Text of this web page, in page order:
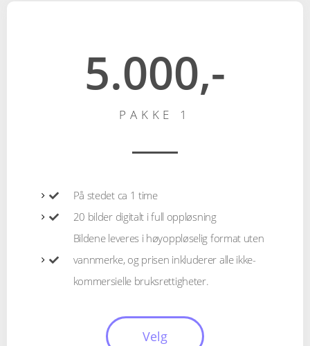
5.000,-
PAKKE 1
På stedet ca 1 time
20 bilder digitalt i full oppløsning
Bildene leveres i høyoppløselig format uten
vannmerke, og prisen inkluderer alle ikke-
kommersielle bruksrettigheter.
Velg